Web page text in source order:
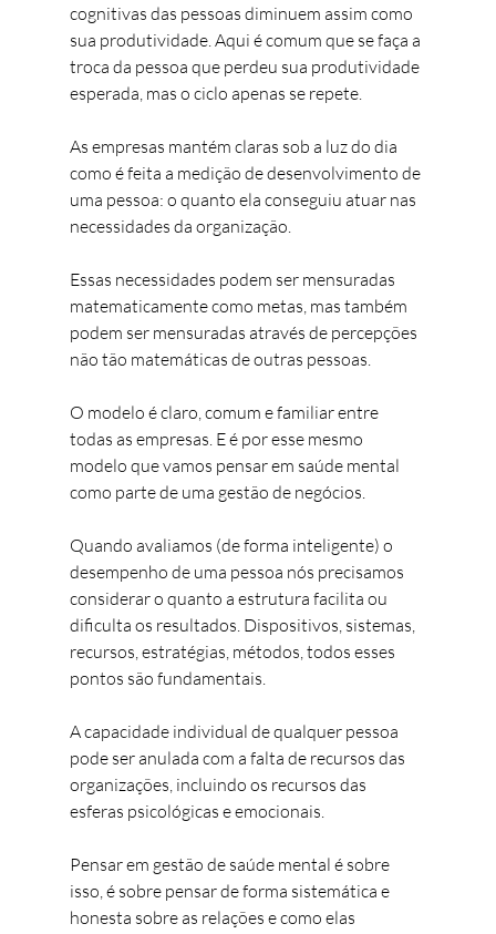
cognitivas das pessoas diminuem assim como
sua produtividade. Aqui é comum que se faça a
troca da pessoa que perdeu sua produtividade
esperada, mas o ciclo apenas se repete.
As empresas mantém claras sob a luz do dia
como é feita a medição de desenvolvimento de
uma pessoa: o quanto ela conseguiu atuar nas
necessidades da organização.
Essas necessidades podem ser mensuradas
matematicamente como metas, mas também
podem ser mensuradas através de percepções
não tão matemáticas de outras pessoas.
O modelo é claro, comum e familiar entre
todas as empresas. E é por esse mesmo
modelo que vamos pensar em saúde mental
como parte de uma gestão de negócios.
Quando avaliamos (de forma inteligente) o
desempenho de uma pessoa nós precisamos
considerar o quanto a estrutura facilita ou
dificulta os resultados. Dispositivos, sistemas,
recursos, estratégias, métodos, todos esses
pontos são fundamentais.
A capacidade individual de qualquer pessoa
pode ser anulada com a falta de recursos das
organizações, incluindo os recursos das
esferas psicológicas e emocionais.
Pensar em gestão de saúde mental é sobre
isso, é sobre pensar de forma sistemática e
honesta sobre as relações e como elas